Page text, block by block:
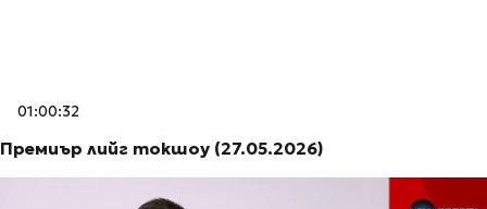
01:00:32
Премиър лийг токшоу (27.05.2026)